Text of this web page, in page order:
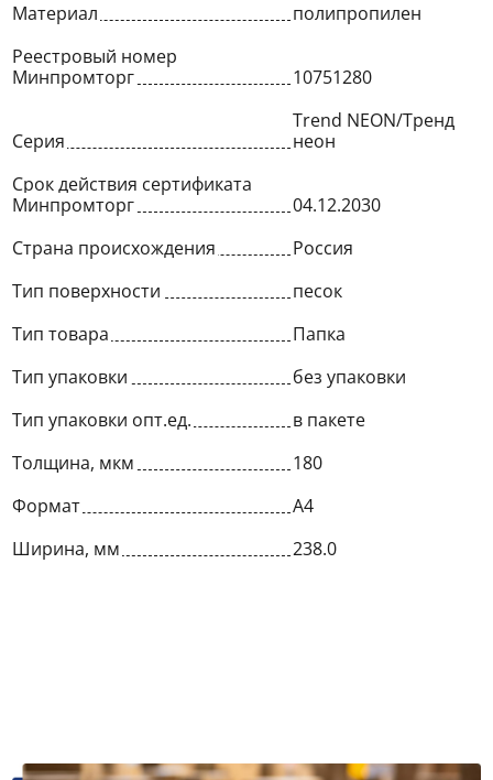
Материал
полипропилен
Реестровый номер
Минпромторг
10751280
Серия
Trend NEON/Тренд
неон
Срок действия сертификата
Минпромторг
04.12.2030
Страна происхождения
Россия
Тип поверхности
песок
Тип товара
Папка
Тип упаковки
без упаковки
Тип упаковки опт.ед.
в пакете
Толщина, мкм
180
Формат
A4
Ширина, мм
238.0